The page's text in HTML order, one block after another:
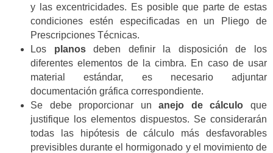
y las excentricidades. Es posible que parte de estas
condiciones estén especificadas en un Pliego de
Prescripciones Técnicas.
Los planosdeben definir la disposición de los
diferentes elementos de la cimbra. En caso de usar
material estándar, es necesario adjuntar
documentación gráfica correspondiente.
Se debe proporcionar unanejo de cálculo que
justifique los elementos dispuestos. Se considerarán
todas las hipótesis de cálculo más desfavorables
previsibles durante el hormigonado y el movimiento de